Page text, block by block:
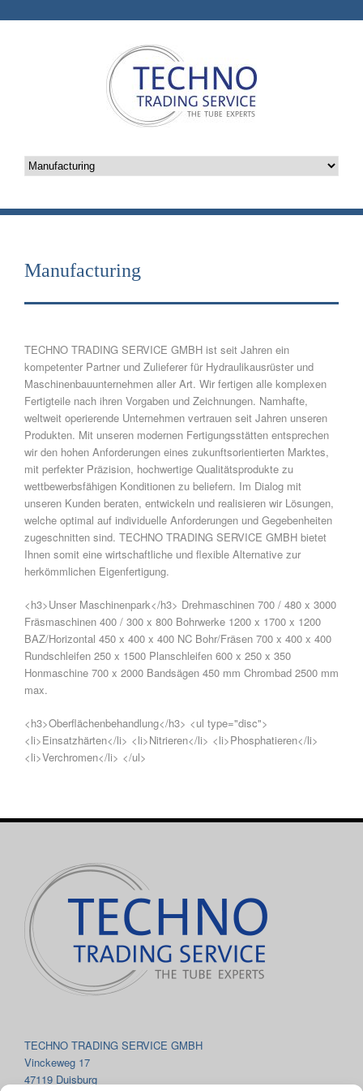
Manufacturing
TECHNO TRADING SERVICE GMBH ist seit Jahren ein
kompetenter Partner und Zulieferer für Hydraulikausrüster und
Maschinenbauunternehmen aller Art. Wir fertigen alle komplexen
Fertigteile nach ihren Vorgaben und Zeichnungen. Namhafte,
weltweit operierende Unternehmen vertrauen seit Jahren unseren
Produkten. Mit unseren modernen Fertigungsstätten entsprechen
wir den hohen Anforderungen eines zukunftsorientierten Marktes,
mit perfekter Präzision, hochwertige Qualitätsprodukte zu
wettbewerbsfähigen Konditionen zu beliefern. Im Dialog mit
unseren Kunden beraten, entwickeln und realisieren wir Lösungen,
welche optimal auf individuelle Anforderungen und Gegebenheiten
zugeschnitten sind. TECHNO TRADING SERVICE GMBH bietet
Ihnen somit eine wirtschaftliche und flexible Alternative zur
herkömmlichen Eigenfertigung.
<h3>Unser Maschinenpark</h3> Drehmaschinen 700 / 480 x 3000
Fräsmaschinen 400 / 300 x 800 Bohrwerke 1200 x 1700 x 1200
BAZ/Horizontal 450 x 400 x 400 NC Bohr/Fräsen 700 x 400 x 400
Rundschleifen 250 x 1500 Planschleifen 600 x 250 x 350
Honmaschine 700 x 2000 Bandsägen 450 mm Chrombad 2500 mm
max.
<h3>Oberflächenbehandlung</h3> <ul type="disc">
<li>Einsatzhärten</li> <li>Nitrieren</li> <li>Phosphatieren</li>
<li>Verchromen</li> </ul>
TECHNO TRADING SERVICE GMBH
Vinckeweg 17
47119 Duisburg